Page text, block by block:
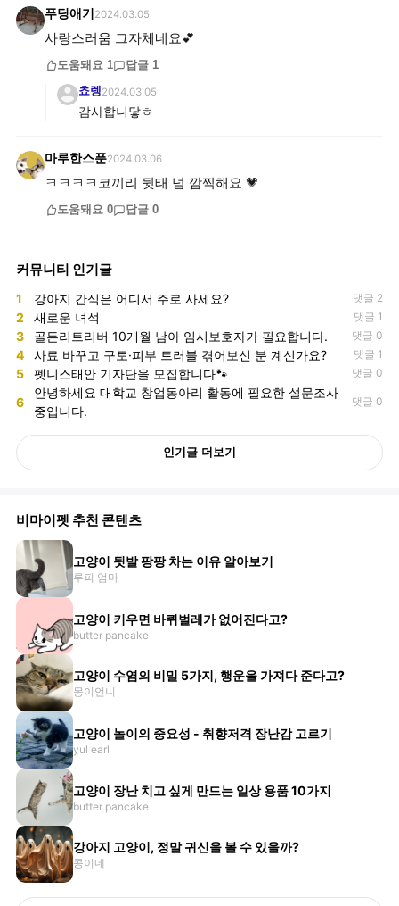
푸딩애기 2024.03.05
사랑스러움 그자체네요💕
도움돼요 1 답글 1
쵸렝2024.03.05
감사합니닿ㅎ
마루한스푼2024.03.06
ㅋㅋㅋㅋ코끼리 뒷태 넘 깜찍해요 💗
도움돼요 0 답글 0
커뮤니티 인기글
1 강아지 간식은 어디서 주로 사세요? 댓글 2
2 새로운 녀석 댓글 1
3 골든리트리버 10개월 남아 임시보호자가 필요합니다. 댓글 0
4 사료 바꾸고 구토·피부 트러블 겪어보신 분 계신가요? 댓글 1
5 펫니스태안 기자단을 모집합니다🐾 댓글 0
6
안녕하세요 대학교 창업동아리 활동에 필요한 설문조사
중입니다.
댓글 0
인기글 더보기
비마이펫 추천 콘텐츠
고양이 뒷발 팡팡 차는 이유 알아보기
루피 엄마
고양이 키우면 바퀴벌레가 없어진다고?
butter pancake
고양이 수염의 비밀 5가지, 행운을 가져다 준다고?
몽이언니
고양이 놀이의 중요성 - 취향저격 장난감 고르기
yul earl
고양이 장난 치고 싶게 만드는 일상 용품 10가지
butter pancake
강아지 고양이, 정말 귀신을 볼 수 있을까?
콩이네